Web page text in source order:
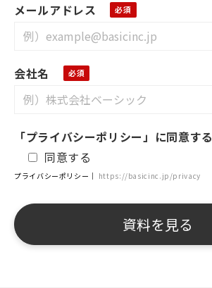
メールアドレス
会社名
「プライバシーポリシー」に同意する
同意する
プライバシーポリシー｜ https://basicinc.jp/privacy